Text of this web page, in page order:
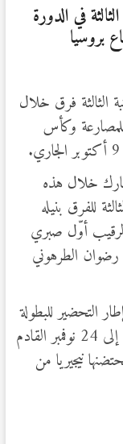
في الدورة
بروسيا
الثالثة فرق خلال
للمصارعة وكأس
خلال هذه
للفرق بنيله
أوّل صبري
متطوّع رضوان الطرهوني
التحضير للبطولة
العالمية العسكرية التي ستقام بأرمينيا من 18 إلى 24 نوفمبر القادم
نيجيريا من